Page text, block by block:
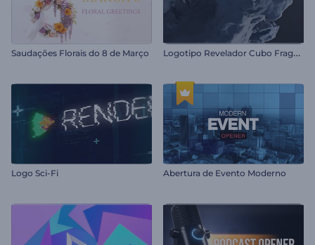
Saudações Florais do 8 de Março L
ogotipo Revelador Cubo Fragmentado
Logo Sci-Fi Abertura de Evento Moderno